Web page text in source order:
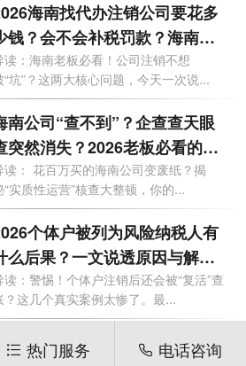
海南找代办注销公司要花多
钱？会不会补税罚款？海南最
注销避坑指南！
读：海南老板必看！公司注销不想
“坑”？这两大核心问题，今天一次说...
南公司“查不到”？企查查天眼
突然消失？2026老板必看的工
屏蔽避坑与解除指南！
读： 花百万买的海南公司变废纸？揭
“实质性运营”核查大整顿，你的...
个体户被列为风险纳税人有
么后果？一文说透原因与解除
法
读：警惕！个体户注销后还会被“复活”查
？这几个真实案例太惨了。最...
热门服务 电话咨询